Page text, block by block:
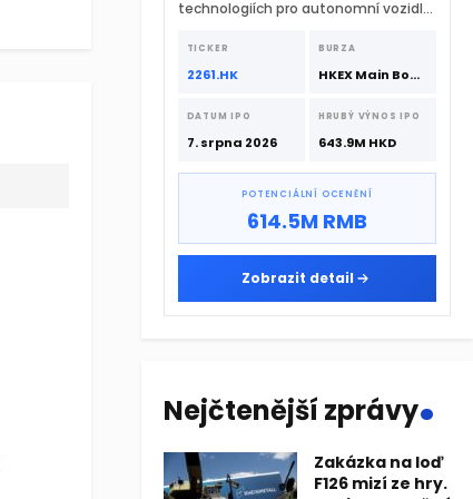
technologiích pro autonomní vozidla
srpna 2026 s podporou CATL a
Hillhouse Investment.
TICKER
2261.HK
BURZA
HKEX Main Board
DATUM IPO
7. srpna 2026
HRUBÝ VÝNOS IPO
643.9M HKD
POTENCIÁLNÍ OCENĚNÍ
614.5M RMB
Zobrazit detail
Nejčtenější zprávy.
Zakázka na loď
F126 mizí ze hry.